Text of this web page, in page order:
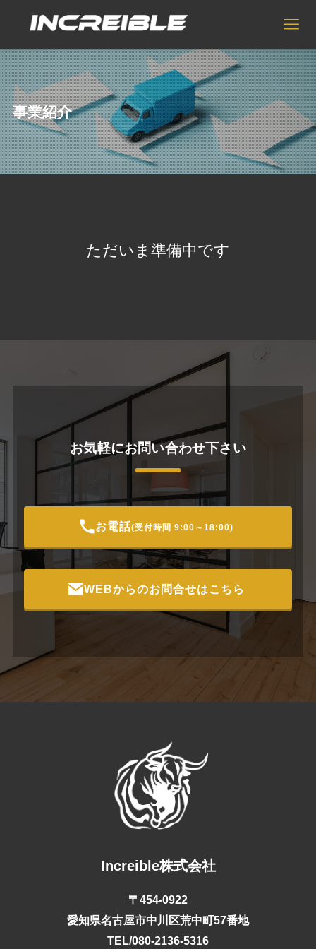
事業紹介
ただいま準備中です
お気軽にお問い合わせ下さい
お電話(受付時間 9:00～18:00)
WEBからのお問合せはこちら
Increible株式会社
〒454-0922
愛知県名古屋市中川区荒中町57番地
TEL/080-2136-5316